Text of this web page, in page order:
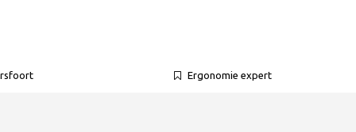
Ergonomie expert